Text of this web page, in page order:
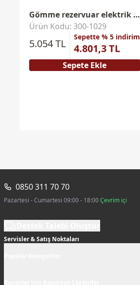
Gömme rezervuar elektrik bağlantı seti
Ürün Kodu: 300-1029
5.054 TL
Sepette % 5 indirim
4.801,3 TL
Sepete Ekle
0850 311 70 70
Pazartesi - Cumartesi 09:00 - 18:00Çevrim içi
Servisler & Satış Noktaları